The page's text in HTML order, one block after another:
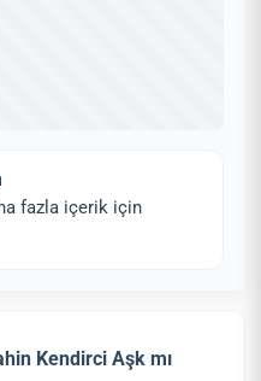
fazla içerik için
Kendirci Aşk mı